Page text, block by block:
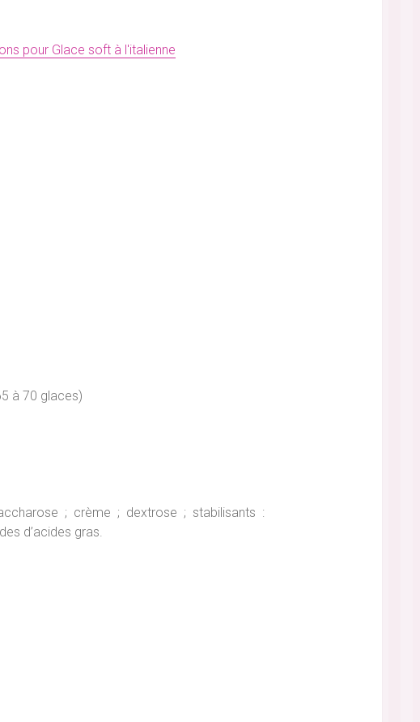
pour Glace soft à l'italienne
à 70 glaces)
; crème ; dextrose ; stabilisants :
d’acides gras.